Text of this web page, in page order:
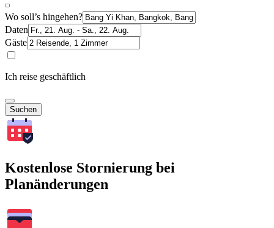
Wo soll’s hingehen?
Daten
Gäste
Ich reise geschäftlich
Suchen
Kostenlose Stornierung bei
Planänderungen